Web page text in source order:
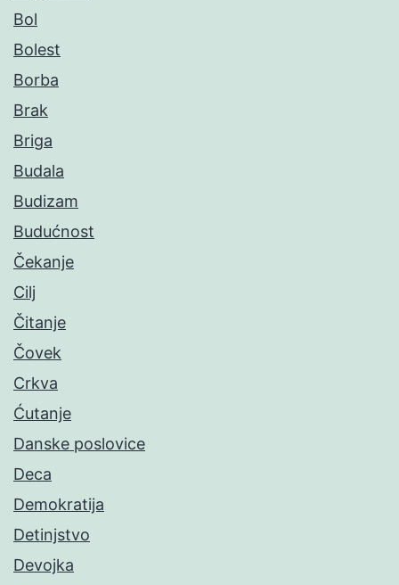
Bol
Bolest
Borba
Brak
Briga
Budala
Budizam
Budućnost
Čekanje
Cilj
Čitanje
Čovek
Crkva
Ćutanje
Danske poslovice
Deca
Demokratija
Detinjstvo
Devojka